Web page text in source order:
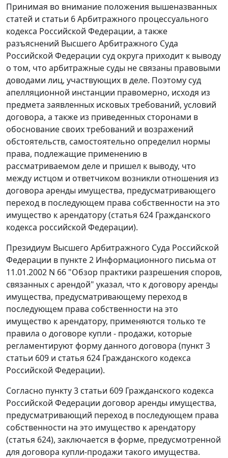
Принимая во внимание положения вышеназванных
статей и статьи 6Арбитражного процессуального
кодекса Российской Федерации, а также
разъяснений Высшего Арбитражного Суда
Российской Федерации суд округа приходит к выводу
о том, что арбитражные суды не связаны правовыми
доводами лиц, участвующих в деле. Поэтому суд
апелляционной инстанции правомерно, исходя из
предмета заявленных исковых требований, условий
договора, а также из приведенных сторонами в
обоснование своих требований и возражений
обстоятельств, самостоятельно определил нормы
права, подлежащие применению в
рассматриваемом деле и пришел к выводу, что
между истцом и ответчиком возникли отношения из
договора аренды имущества, предусматривающего
переход в последующем права собственности на это
имущество к арендатору (статья 624 Гражданского
кодекса российской Федерации).
Президиум Высшего Арбитражного Суда Российской
Федерации в пункте 2 Информационного письма от
11.01.2002 N 66 "Обзор практики разрешения споров,
связанных с арендой" указал, что к договору аренды
имущества, предусматривающему переход в
последующем права собственности на это
имущество к арендатору, применяются только те
правила о договоре купли - продажи, которые
регламентируют форму данного договора (пункт 3
статьи 609 и статья 624 Гражданского кодекса
Российской Федерации).
Согласно пункту 3 статьи 609 Гражданского кодекса
Российской Федерации договор аренды имущества,
предусматривающий переход в последующем права
собственности на это имущество к арендатору
(статья 624), заключается в форме, предусмотренной
для договора купли-продажи такого имущества.